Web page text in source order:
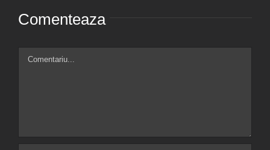
Comenteaza
Comment